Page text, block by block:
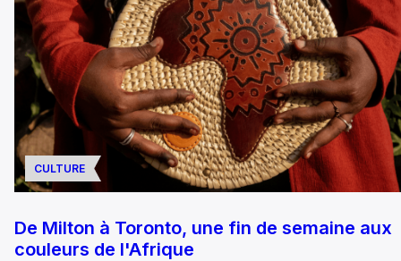
CULTURE
De Milton à Toronto, une fin de semaine aux
couleurs de l'Afrique